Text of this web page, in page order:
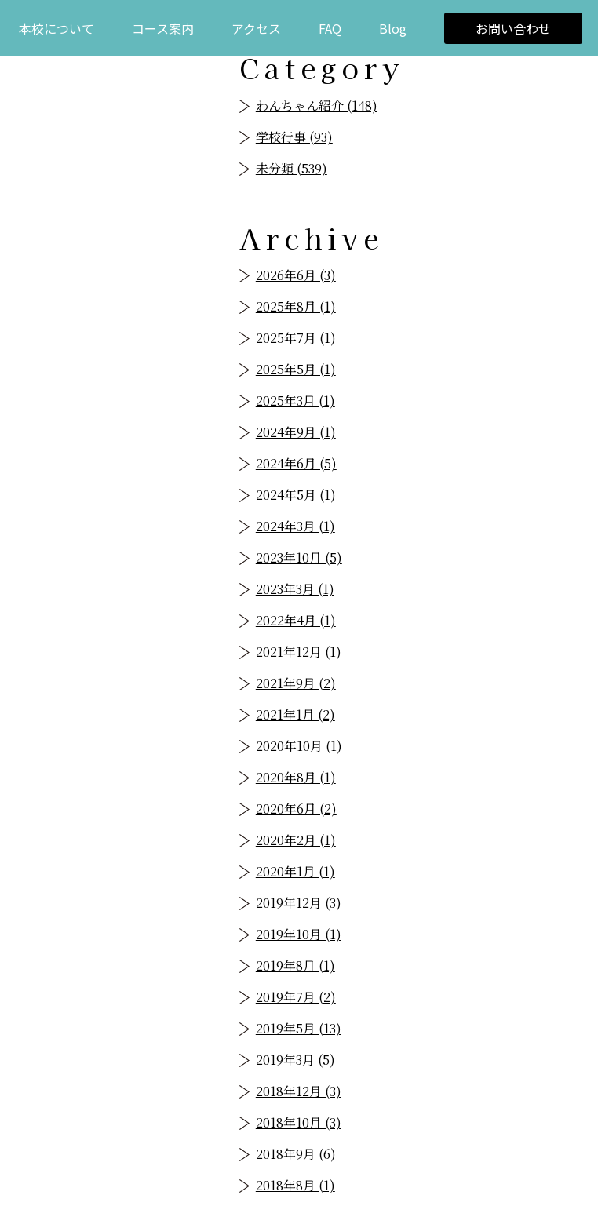
本校について コース案内 アクセス FAQ Blog お問い合わせ
Category
わんちゃん紹介 (148)
学校行事 (93)
未分類 (539)
Archive
2026年6月 (3)
2025年8月 (1)
2025年7月 (1)
2025年5月 (1)
2025年3月 (1)
2024年9月 (1)
2024年6月 (5)
2024年5月 (1)
2024年3月 (1)
2023年10月 (5)
2023年3月 (1)
2022年4月 (1)
2021年12月 (1)
2021年9月 (2)
2021年1月 (2)
2020年10月 (1)
2020年8月 (1)
2020年6月 (2)
2020年2月 (1)
2020年1月 (1)
2019年12月 (3)
2019年10月 (1)
2019年8月 (1)
2019年7月 (2)
2019年5月 (13)
2019年3月 (5)
2018年12月 (3)
2018年10月 (3)
2018年9月 (6)
2018年8月 (1)